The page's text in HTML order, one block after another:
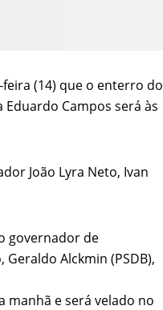
do Brasil
(14) que o enterro do
Eduardo Campos será às
João Lyra Neto, Ivan
governador de
Alckmin (PSDB),
manhã e será velado no